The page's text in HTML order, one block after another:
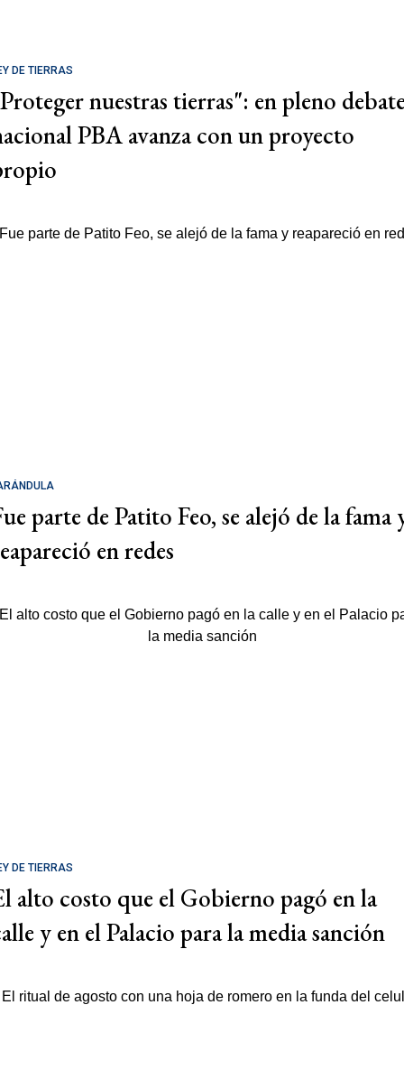
DE TIERRAS
nuestras tierras": en pleno
PBA avanza con un proyecto
parte de Patito Feo, se alejó de la fama
en redes
DE TIERRAS
alto costo que el Gobierno pagó en la
y en el Palacio para la media sanción